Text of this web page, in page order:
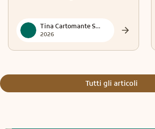
Tina Cartomante Sensitiva
2026
Tutti gli articoli